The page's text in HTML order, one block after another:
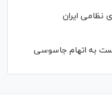
نظامی ایران
به اتهام جاسوسی